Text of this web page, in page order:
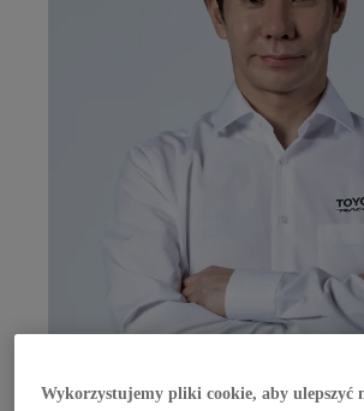
Wykorzystujemy pliki cookie, aby ulepszyć